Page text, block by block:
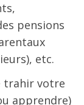
pensions
etc.
trahir votre
apprendre)